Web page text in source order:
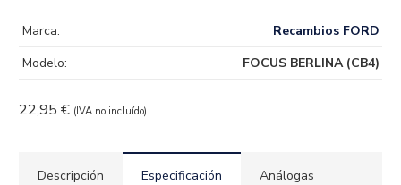
22,95 € (IVA no incluído)
Marca:
Recambios FORD
Modelo:
FOCUS BERLINA (CB4)
Descripción Especificación Análogas